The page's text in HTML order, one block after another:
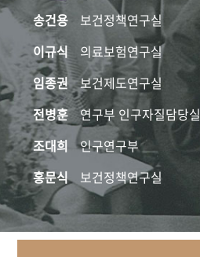
송건용
보건정책연구실
이규식
의료보험연구실
임종권
보건제도연구실
전병훈
연구부 인구자질담당실
조대희
인구연구부
홍문식
보건정책연구실